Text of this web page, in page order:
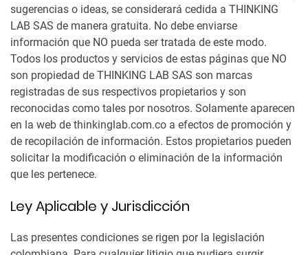
sugerencias o ideas, se considerará cedida a THINKING
LAB SAS de manera gratuita. No debe enviarse
información que NO pueda ser tratada de este modo.
Todos los productos y servicios de estas páginas que NO
son propiedad de THINKING LAB SAS son marcas
registradas de sus respectivos propietarios y son
reconocidas como tales por nosotros. Solamente aparecen
en la web de thinkinglab.com.co a efectos de promoción y
de recopilación de información. Estos propietarios pueden
solicitar la modificación o eliminación de la información
que les pertenece.
Ley Aplicable y Jurisdicción
Las presentes condiciones se rigen por la legislación